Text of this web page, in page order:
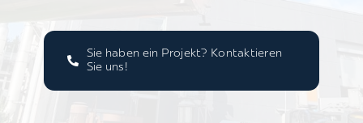
Sie haben ein Projekt? Kontaktieren
Sie uns!